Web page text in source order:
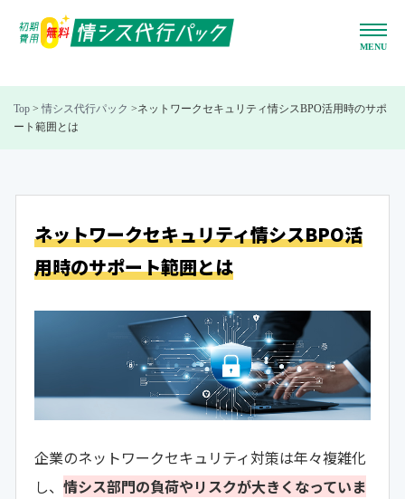
Top > 情シス代行パック >ネットワークセキュリティ情シスBPO活用時のサポ
ート範囲とは
ネットワークセキュリティ情シスBPO活
用時のサポート範囲とは
企業のネットワークセキュリティ対策は年々複雑化
し、 情シス部門の負荷やリスクが大きくなっていま